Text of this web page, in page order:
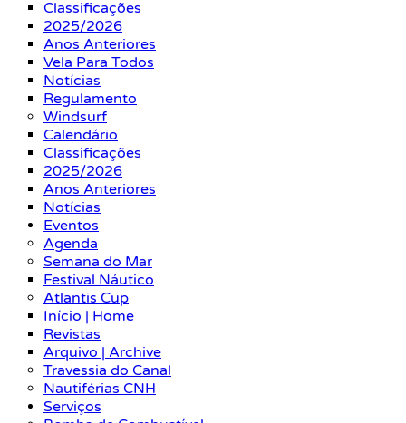
Classificações
2025/2026
Anos Anteriores
Vela Para Todos
Notícias
Regulamento
Windsurf
Calendário
Classificações
2025/2026
Anos Anteriores
Notícias
Eventos
Agenda
Semana do Mar
Festival Náutico
Atlantis Cup
Início | Home
Revistas
Arquivo | Archive
Travessia do Canal
Nautiférias CNH
Serviços